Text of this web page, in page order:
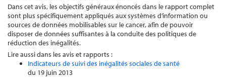
Dans cet avis, les objectifs généraux énoncés dans le rapport complet
sont plus spécifiquement appliqués aux systèmes d’information ou
sources de données mobilisables sur le cancer, afin de pouvoir
disposer de données suffisantes à la conduite des politiques de
réduction des inégalités.
Lire aussi dans les avis et rapports :
Indicateurs de suivi des inégalités sociales de santé
du 19 juin 2013